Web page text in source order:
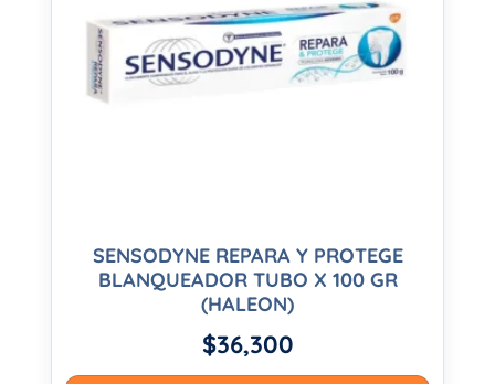
SENSODYNE REPARA Y PROTEGE
BLANQUEADOR TUBO X 100 GR
(HALEON)
$36,300